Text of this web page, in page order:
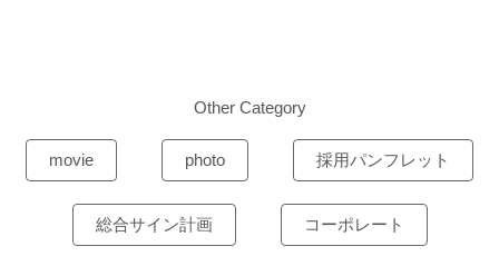
Other Category
movie photo 採用パンフレット
総合サイン計画 コーポレート